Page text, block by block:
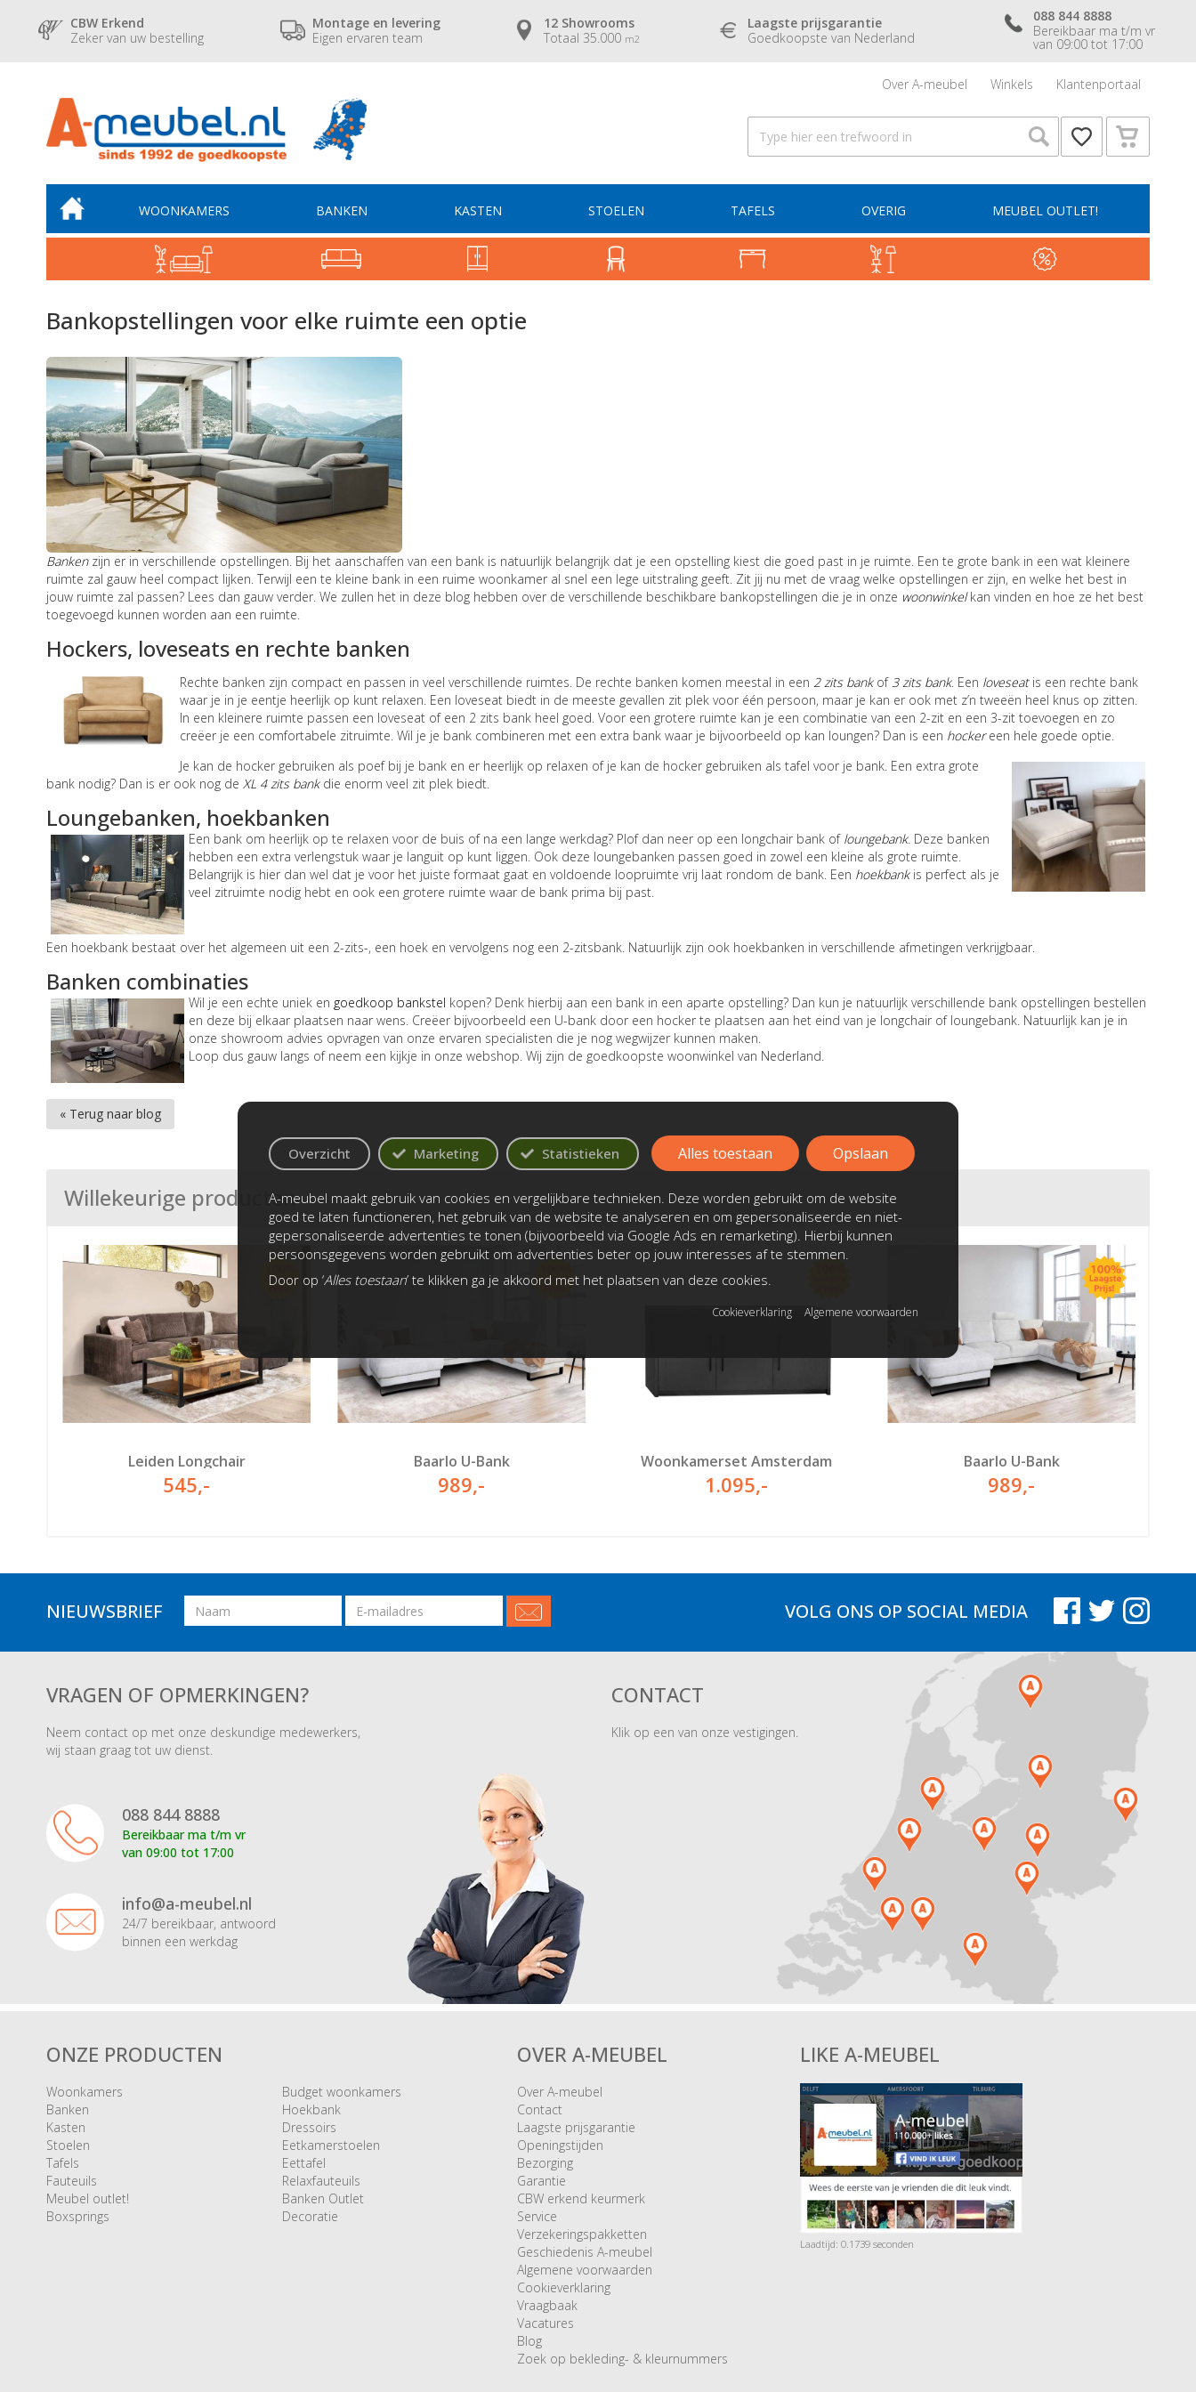
CBW Erkend
Zeker van uw bestelling
Montage en levering
Eigen ervaren team
12 Showrooms
Totaal 35.000 m2
Laagste prijsgarantie
Goedkoopste van Nederland
088 844 8888
Bereikbaar ma t/m vr
van 09:00 tot 17:00
Over A-meubel Winkels Klantenportaal
WOONKAMERS BANKEN KASTEN STOELEN TAFELS OVERIG MEUBEL OUTLET!
Bankopstellingen voor elke ruimte een optie
Bankenzijn er in verschillende opstellingen. Bij het aanschaffen van een bank is natuurlijk belangrijk dat je een opstelling kiest die goed past in je ruimte. Een te grote bank in een wat kleinere
ruimte zal gauw heel compact lijken. Terwijl een te kleine bank in een ruime woonkamer al snel een lege uitstraling geeft. Zit jij nu met de vraag welke opstellingen er zijn, en welke het best in
jouw ruimte zal passen? Lees dan gauw verder. We zullen het in deze blog hebben over de verschillende beschikbare bankopstellingen die je in onze woonwinkelkan vinden en hoe ze het best
toegevoegd kunnen worden aan een ruimte.
Hockers, loveseats en rechte banken
Rechte banken zijn compact en passen in veel verschillende ruimtes. De rechte banken komen meestal in een 2 zits bankof3 zits bank. Een loveseatis een rechte bank
waar je in je eentje heerlijk op kunt relaxen. Een loveseat biedt in de meeste gevallen zit plek voor één persoon, maar je kan er ook met z’n tweeën heel knus op zitten.
In een kleinere ruimte passen een loveseat of een 2 zits bank heel goed. Voor een grotere ruimte kan je een combinatie van een 2-zit en een 3-zit toevoegen en zo
creëer je een comfortabele zitruimte. Wil je je bank combineren met een extra bank waar je bijvoorbeeld op kan loungen? Dan is een hockereen hele goede optie.
Je kan de hocker gebruiken als poef bij je bank en er heerlijk op relaxen of je kan de hocker gebruiken als tafel voor je bank. Een extra grote
bank nodig? Dan is er ook nog de XL 4 zits bankdie enorm veel zit plek biedt.
Loungebanken, hoekbanken
Een bank om heerlijk op te relaxen voor de buis of na een lange werkdag? Plof dan neer op een longchair bank of loungebank. Deze banken
hebben een extra verlengstuk waar je languit op kunt liggen. Ook deze loungebanken passen goed in zowel een kleine als grote ruimte.
Belangrijk is hier dan wel dat je voor het juiste formaat gaat en voldoende loopruimte vrij laat rondom de bank. Een hoekbankis perfect als je
veel zitruimte nodig hebt en ook een grotere ruimte waar de bank prima bij past.
Een hoekbank bestaat over het algemeen uit een 2-zits-, een hoek en vervolgens nog een 2-zitsbank. Natuurlijk zijn ook hoekbanken in verschillende afmetingen verkrijgbaar.
Banken combinaties
Wil je een echte uniek en goedkoop bankstel kopen? Denk hierbij aan een bank in een aparte opstelling? Dan kun je natuurlijk verschillende bank opstellingen bestellen
en deze bij elkaar plaatsen naar wens. Creëer bijvoorbeeld een U-bank door een hocker te plaatsen aan het eind van je longchair of loungebank. Natuurlijk kan je in
onze showroom advies opvragen van onze ervaren specialisten die je nog wegwijzer kunnen maken.
Loop dus gauw langs of neem een kijkje in onze webshop. Wij zijn de goedkoopste woonwinkel van Nederland.
« Terug naar blog
Willekeurige producten
Leiden Longchair
545,-
Baarlo U-Bank
989,-
Woonkamerset Amsterdam
1.095,-
Baarlo U-Bank
989,-
NIEUWSBRIEF Naam
Email
adres
VOLG ONS OP SOCIAL MEDIA
VRAGEN OF OPMERKINGEN?
Neem contact op met onze deskundige medewerkers,
wij staan graag tot uw dienst.
088 844 8888
Bereikbaar ma t/m vr
van 09:00 tot 17:00
info@a-meubel.nl
24/7 bereikbaar, antwoord
binnen een werkdag
CONTACT
Klik op een van onze vestigingen.
ONZE PRODUCTEN
Woonkamers
Banken
Kasten
Stoelen
Tafels
Fauteuils
Meubel outlet!
Boxsprings
Budget woonkamers
Hoekbank
Dressoirs
Eetkamerstoelen
Eettafel
Relaxfauteuils
Banken Outlet
Decoratie
OVER A-MEUBEL
Over A-meubel
Contact
Laagste prijsgarantie
Openingstijden
Bezorging
Garantie
CBW erkend keurmerk
Service
Verzekeringspakketten
Geschiedenis A-meubel
Algemene voorwaarden
Cookieverklaring
Vraagbaak
Vacatures
Blog
Zoek op bekleding- & kleurnummers
LIKE A-MEUBEL
Laadtijd: 0.1739 seconden
Overzicht Marketing Statistieken
A-meubel maakt gebruik van cookies en vergelijkbare technieken. Deze worden gebruikt om de website
goed te laten functioneren, het gebruik van de website te analyseren en om gepersonaliseerde en niet-
gepersonaliseerde advertenties te tonen (bijvoorbeeld via Google Ads en remarketing). Hierbij kunnen
persoonsgegevens worden gebruikt om advertenties beter op jouw interesses af te stemmen.
Door op ‘Alles toestaan’ te klikken ga je akkoord met het plaatsen van deze cookies.
Alles toestaan Opslaan
Cookieverklaring Algemene voorwaarden